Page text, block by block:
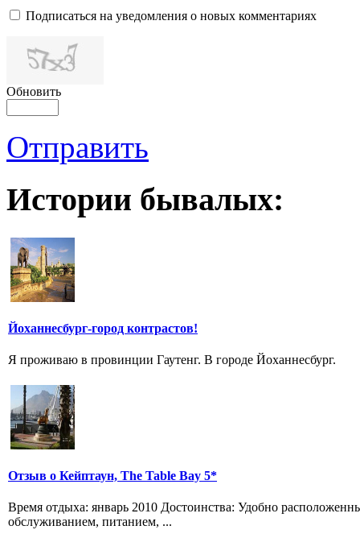
Подписаться на уведомления о новых комментариях
Обновить
Отправить
Истории бывалых:
Йоханнесбург-город контрастов!
Я проживаю в провинции Гаутенг. В городе Йоханнесбург.
Отзыв о Кейптаун, The Table Bay 5*
Время отдыха: январь 2010 Достоинства: Удобно
обслуживанием, питанием, ...